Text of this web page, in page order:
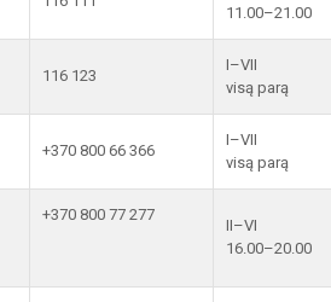
11.00–21.00
116 123
I–VII
visą parą
+370 800 66 366
I–VII
visą parą
+370 800 77 277
II–VI
16.00–20.00